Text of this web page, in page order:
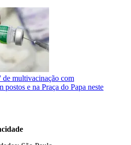
multivacinação com
postos e na Praça do Papa neste